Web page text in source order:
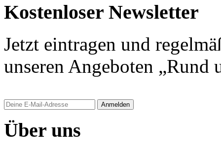
Kostenloser Newsletter
Jetzt eintragen und
unseren Angeboten „Rund
Anmelden
Über uns